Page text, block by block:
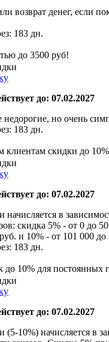
возврат денег, если
183 дн.
до 3500 руб!
до: 07.02.2027
недорогие, но очень
183 дн.
клиентам скидки до
до: 07.02.2027
начисляется в
скидка 5% - от 0 до
и 10% - от 101 000 до
183 дн.
до 10% для постоянных
до: 07.02.2027
(5-10%) начисляется в